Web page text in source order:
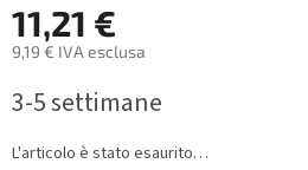
11,21 €
9,19 € IVA esclusa
della
3-5 settimane
L'articolo è stato esaurito…